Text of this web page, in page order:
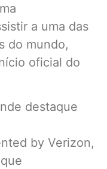
a uma das
do mundo,
oficial do
destaque
by Verizon,